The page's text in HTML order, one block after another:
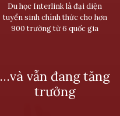
Du học Interlink là đại diện
tuyển sinh chính thức cho hơn
900 trường từ 6 quốc gia
…và vẫn đang tăng
trưởng